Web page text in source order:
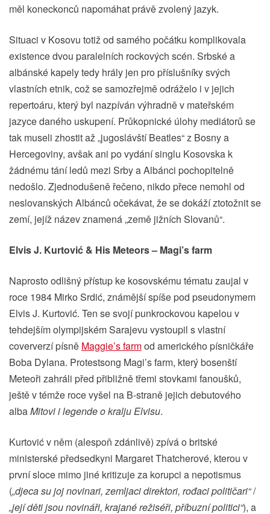
měl koneckonců napomáhat právě zvolený jazyk.
Situaci v Kosovu totiž od samého počátku komplikovala
existence dvou paralelních rockových scén. Srbské a
albánské kapely tedy hrály jen pro příslušníky svých
vlastních etnik, což se samozřejmě odráželo i v jejich
repertoáru, který byl nazpíván výhradně v mateřském
jazyce daného uskupení. Průkopnické úlohy mediátorů se
tak museli zhostit až „jugoslávští Beatles“ z Bosny a
Hercegoviny, avšak ani po vydání singlu Kosovska k
žádnému tání ledů mezi Srby a Albánci pochopitelně
nedošlo. Zjednodušeně řečeno, nikdo přece nemohl od
neslovanských Albánců očekávat, že se dokáží ztotožnit se
zemí, jejíž název znamená „země jižních Slovanů“.
Elvis J. Kurtović & His Meteors – Magi’s farm
Naprosto odlišný přístup ke kosovskému tématu zaujal v
roce 1984 Mirko Srdić, známější spíše pod pseudonymem
Elvis J. Kurtović. Ten se svojí punkrockovou kapelou v
tehdejším olympijském Sarajevu vystoupil s vlastní
coververzí písně Maggie’s farmod amerického písničkáře
Boba Dylana. Protestsong Magi’s farm, který bosenští
Meteoři zahráli před přibližně třemi stovkami fanoušků,
ještě v témže roce vyšel na B-straně jejich debutového
albaMitovi i legende o kralju Elvisu.
Kurtović v něm (alespoň zdánlivě) zpívá o britské
ministerské předsedkyni Margaret Thatcherové, kterou v
první sloce mimo jiné kritizuje za korupci a nepotismus
(„djeca su joj novinari, zemljaci direktori, rođaci političari“/
„její děti jsou novináři, krajané režiséři, příbuzní politici“), a